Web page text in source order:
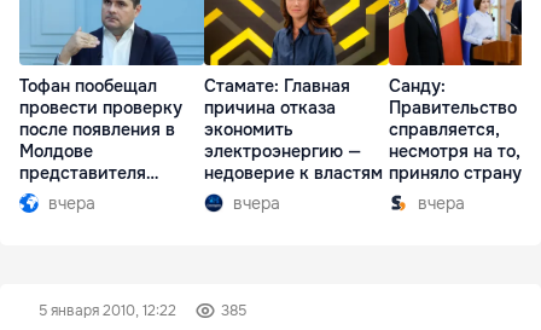
Тофан пообещал
провести проверку
после появления в
Молдове
представителя
Южной Осетии
вчера
Стамате: Главная
причина отказа
экономить
электроэнергию —
недоверие к властям
вчера
Санду:
Правительство
справляется,
несмотря на то,
приняло страну в
разгар кризиса
вчера
5 января 2010, 12:22 385